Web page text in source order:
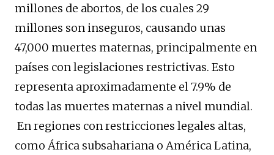
millones de abortos, de los cuales 29
millones son inseguros, causando unas
47,000 muertes maternas, principalmente en
países con legislaciones restrictivas. Esto
representa aproximadamente el 7.9% de
todas las muertes maternas a nivel mundial.
En regiones con restricciones legales altas,
como África subsahariana o América Latina,